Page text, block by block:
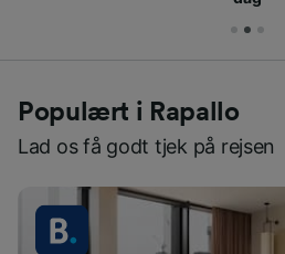
Populært i Rapallo
Lad os få godt tjek på rejsen